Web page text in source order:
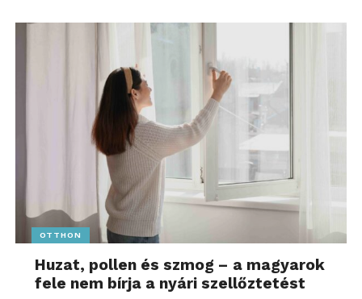
OTTHON
Huzat, pollen és szmog – a magyarok
fele nem bírja a nyári szellőztetést